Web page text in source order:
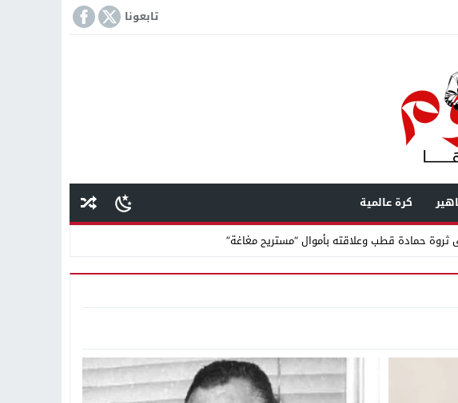
تابعونا
كرة عالمية
حمادة قطب وعلاقته بأموال “مستريح مغاغة”
كتاب الأضواء مجانًا بالتعاون مع شركة نهضة مصر
فى مغاغة